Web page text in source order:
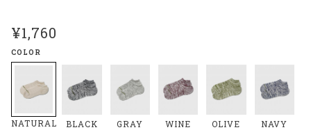
¥1,760
COLOR
NATURAL BLACK GRAY WINE OLIVE NAVY